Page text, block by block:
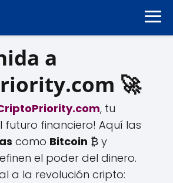
a
🚀
, tu
futuro financiero! Aquí las
como Bitcoin ₿ y
el poder del dinero.
a la revolución cripto: